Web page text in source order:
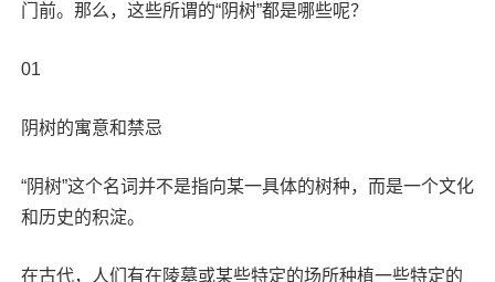
门前。那么，这些所谓的“阴树”都是哪些呢？
01
阴树的寓意和禁忌
“阴树”这个名词并不是指向某一具体的树种，而是一个文化
和历史的积淀。
在古代，人们有在陵墓或某些特定的场所种植一些特定的